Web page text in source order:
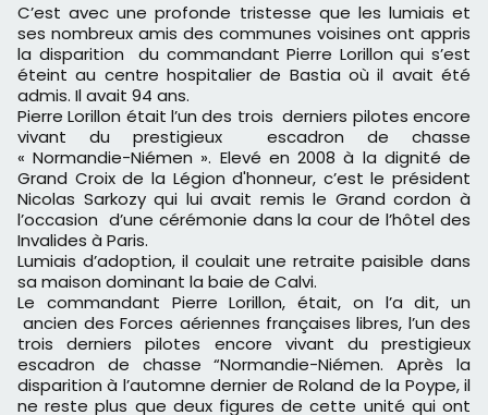
C’est avec une profonde tristesse que les lumiais et
ses nombreux amis des communes voisines ont appris
la disparition du commandant Pierre Lorillon qui s’est
éteint au centre hospitalier de Bastia où il avait été
admis. Il avait 94 ans.
Pierre Lorillon était l’un des trois derniers pilotes encore
vivant du prestigieux escadron de chasse
« Normandie-Niémen ». Elevé en 2008 à la dignité de
Grand Croix de la Légion d'honneur, c’est le président
Nicolas Sarkozy qui lui avait remis le Grand cordon à
l’occasion d’une cérémonie dans la cour de l’hôtel des
Invalides à Paris.
Lumiais d’adoption, il coulait une retraite paisible dans
sa maison dominant la baie de Calvi.
Le commandant Pierre Lorillon, était, on l’a dit, un
ancien des Forces aériennes françaises libres, l’un des
trois derniers pilotes encore vivant du prestigieux
escadron de chasse “Normandie-Niémen. Après la
disparition à l’automne dernier de Roland de la Poype, il
ne reste plus que deux figures de cette unité qui ont